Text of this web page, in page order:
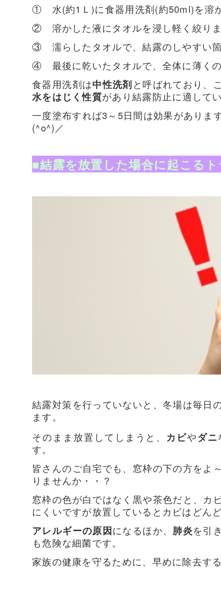
① 水(約1Ｌ)に食器用洗剤(約50ml)を溶
② 溶かした液にタオルを浸し軽く絞り
③ 濡らしたタオルで、結露のしやすい
④ 最後に乾いたタオルで、全体に薄く
食器用洗剤は中性洗剤と呼ばれており、
水をはじく性質があり結露防止に適して
一度塗布すれば3～5日間は効果がありま
(^o^)／
■結露を放置した場合に起こる
結露対策を行っていないと、冬場は毎日
ます。
そのまま放置してしまうと、 カビやダニ
す。
皆さんのご自宅でも、窓枠の下の方をよ
りませんか・・？
窓枠の色が白ではなく黒や茶色だと、カ
にくいですが放置しているとカビはどん
アレルギーの原因になるほか、 肺炎を引
も危険な細菌です。
家族の健康を守るために、早めに除去す